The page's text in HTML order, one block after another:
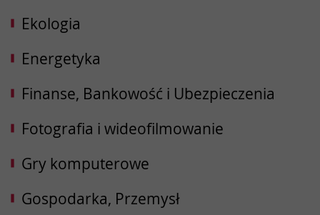
Ekologia
Energetyka
Finanse, Bankowość i Ubezpieczenia
Fotografia i wideofilmowanie
Gry komputerowe
Gospodarka, Przemysł